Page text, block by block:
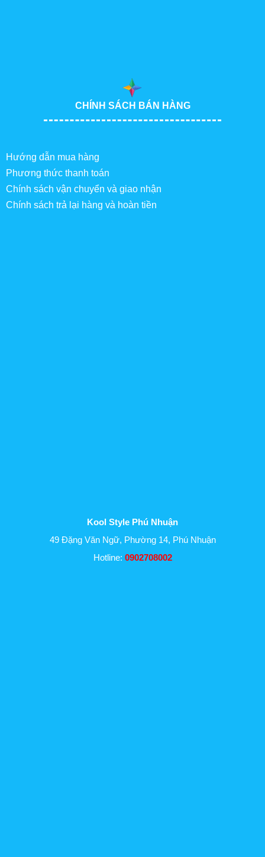
CHÍNH SÁCH BÁN HÀNG
Hướng dẫn mua hàng
Phương thức thanh toán
Chính sách vận chuyển và giao nhận
Chính sách trả lại hàng và hoàn tiền
Kool Style Phú Nhuận
49 Đặng Văn Ngữ, Phường 14, Phú Nhuận
Hotline: 0902708002